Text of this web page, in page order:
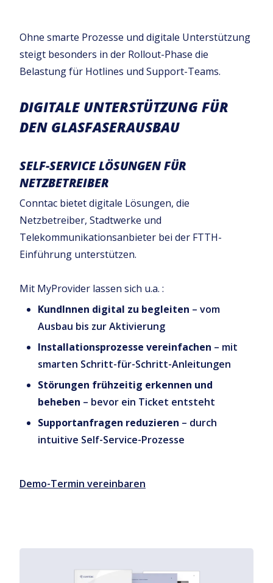
Ohne smarte Prozesse und digitale Unterstützung
steigt besonders in der Rollout-Phase die
Belastung für Hotlines und Support-Teams.
DIGITALE UNTERSTÜTZUNG FÜR
DEN GLASFASERAUSBAU
SELF-SERVICE LÖSUNGEN FÜR
NETZBETREIBER
Conntac bietet digitale Lösungen, die
Netzbetreiber, Stadtwerke und
Telekommunikationsanbieter bei der FTTH-
Einführung unterstützen.
Mit MyProvider lassen sich u.a. :
KundInnen digital zu begleiten – vom
Ausbau bis zur Aktivierung
Installationsprozesse vereinfachen – mit
smarten Schritt-für-Schritt-Anleitungen
Störungen frühzeitig erkennen und
beheben – bevor ein Ticket entsteht
Supportanfragen reduzieren – durch
intuitive Self-Service-Prozesse
Demo-Termin vereinbaren